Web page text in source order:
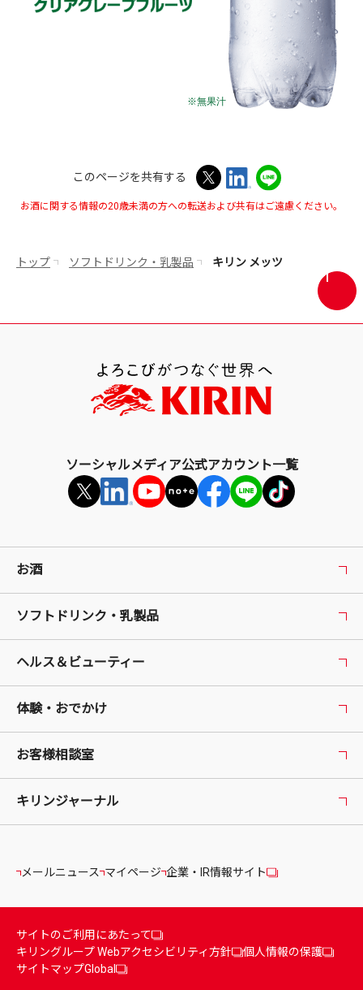
このページを共有する
お酒に関する情報の20歳未満の方への転送および共有はご遠慮ください。
トップ ソフトドリンク・乳製品
キリン メッツ
画
面
ソーシャルメディア公式アカウント一覧
お酒
ソフトドリンク・乳製品
ヘルス＆ビューティー
体験・おでかけ
お客様相談室
キリンジャーナル
メールニュース マイページ 企業・IR情報サイト
サイトのご利用にあたって
キリングループ Webアクセシビリティ方針
個人情報の保護
サイトマップGlobal